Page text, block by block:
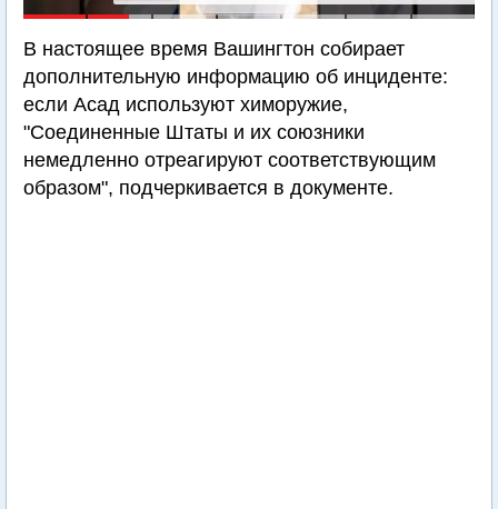
В настоящее время Вашингтон собирает
дополнительную информацию об инциденте:
если Асад используют химоружие,
"Соединенные Штаты и их союзники
немедленно отреагируют соответствующим
образом", подчеркивается в документе.